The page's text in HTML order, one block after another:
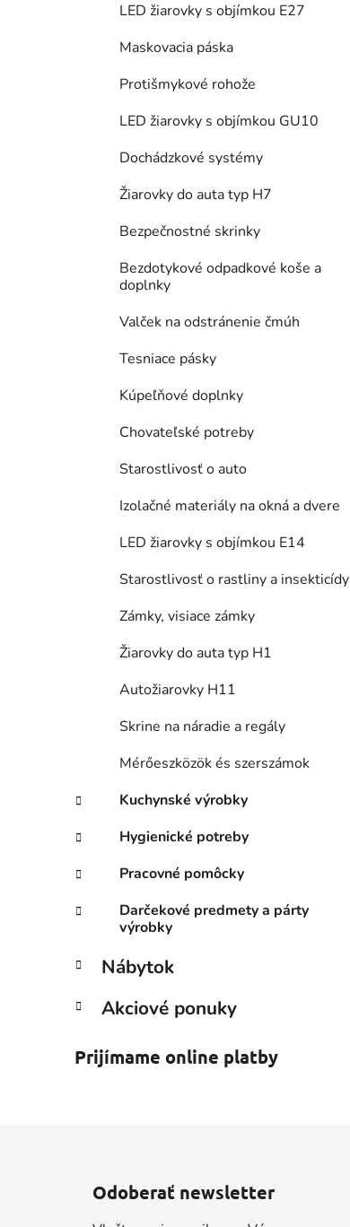
LED žiarovky s objímkou E27
Maskovacia páska
Protišmykové rohože
LED žiarovky s objímkou GU10
Dochádzkové systémy
Žiarovky do auta typ H7
Bezpečnostné skrinky
Bezdotykové odpadkové koše a
doplnky
Valček na odstránenie čmúh
Tesniace pásky
Kúpeľňové doplnky
Chovateľské potreby
Starostlivosť o auto
Izolačné materiály na okná a dvere
LED žiarovky s objímkou E14
Starostlivosť o rastliny a insekticídy
Zámky, visiace zámky
Žiarovky do auta typ H1
Autožiarovky H11
Skrine na náradie a regály
Mérőeszközök és szerszámok
Kuchynské výrobky
Hygienické potreby
Pracovné pomôcky
Darčekové predmety a párty
výrobky
Nábytok
Akciové ponuky
Prijímame online platby
Odoberať newsletter